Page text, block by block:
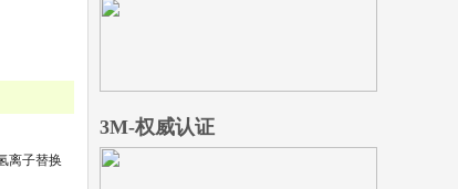
离子替换
3M-权威认证